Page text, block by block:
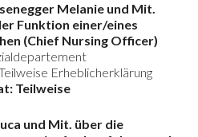
Melanie und Mit.
Funktion einer/eines
(Chief Nursing Officer)
Erheblicherklärung
Teilweise
und Mit. über die